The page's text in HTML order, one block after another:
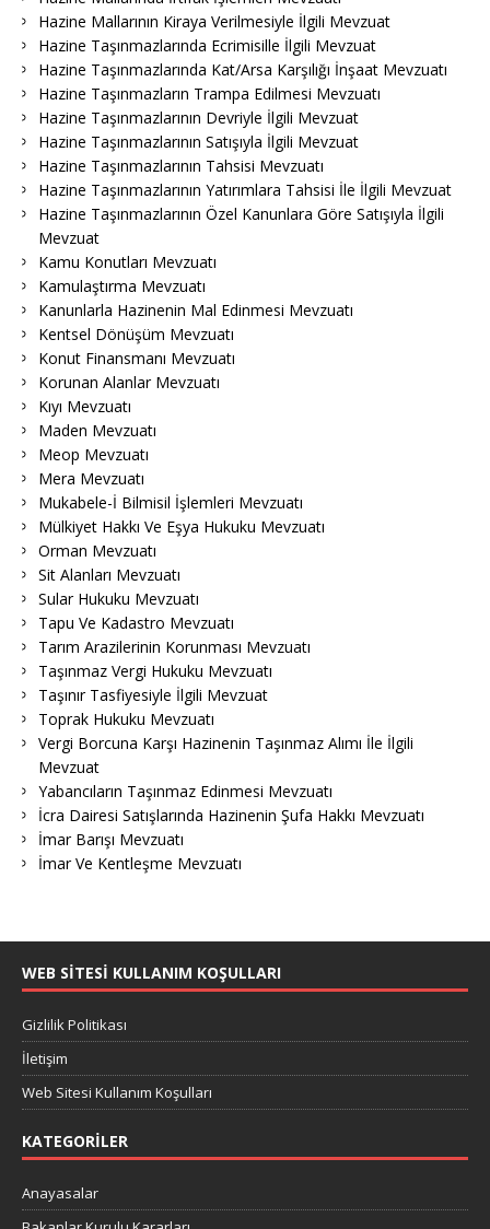
Hazine Mallarının Kiraya Verilmesiyle İlgili Mevzuat
Hazine Taşınmazlarında Ecrimisille İlgili Mevzuat
Hazine Taşınmazlarında Kat/Arsa Karşılığı İnşaat Mevzuatı
Hazine Taşınmazların Trampa Edilmesi Mevzuatı
Hazine Taşınmazlarının Devriyle İlgili Mevzuat
Hazine Taşınmazlarının Satışıyla İlgili Mevzuat
Hazine Taşınmazlarının Tahsisi Mevzuatı
Hazine Taşınmazlarının Yatırımlara Tahsisi İle İlgili Mevzuat
Hazine Taşınmazlarının Özel Kanunlara Göre Satışıyla İlgili
Mevzuat
Kamu Konutları Mevzuatı
Kamulaştırma Mevzuatı
Kanunlarla Hazinenin Mal Edinmesi Mevzuatı
Kentsel Dönüşüm Mevzuatı
Konut Finansmanı Mevzuatı
Korunan Alanlar Mevzuatı
Kıyı Mevzuatı
Maden Mevzuatı
Meop Mevzuatı
Mera Mevzuatı
Mukabele-İ Bilmisil İşlemleri Mevzuatı
Mülkiyet Hakkı Ve Eşya Hukuku Mevzuatı
Orman Mevzuatı
Sit Alanları Mevzuatı
Sular Hukuku Mevzuatı
Tapu Ve Kadastro Mevzuatı
Tarım Arazilerinin Korunması Mevzuatı
Taşınmaz Vergi Hukuku Mevzuatı
Taşınır Tasfiyesiyle İlgili Mevzuat
Toprak Hukuku Mevzuatı
Vergi Borcuna Karşı Hazinenin Taşınmaz Alımı İle İlgili
Mevzuat
Yabancıların Taşınmaz Edinmesi Mevzuatı
İcra Dairesi Satışlarında Hazinenin Şufa Hakkı Mevzuatı
İmar Barışı Mevzuatı
İmar Ve Kentleşme Mevzuatı
WEB SITESI KULLANIM KOŞULLARI
Gizlilik Politikası
İletişim
Web Sitesi Kullanım Koşulları
KATEGORILER
Anayasalar